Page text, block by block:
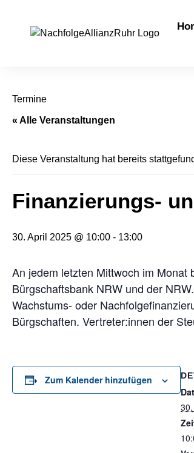
Termine
« Alle Veranstaltungen
Diese Veranstaltung hat bereits
Finanzierungs-
30. April 2025 @ 10:00 - 13:00
An jedem letzten Mittwoch im
Bürgschaftsbank NRW und der
Wachstums- oder
Bürgschaften. Vertreter:innen der
Zum Kalender hinzufügen